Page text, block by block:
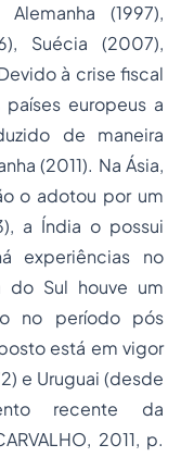
(1997),
Suécia (2007),
à crise fiscal
europeus a
de maneira
(2011). Na Ásia,
o adotou por um
a Índia o possui
experiências no
do Sul houve um
no período pós
está em vigor
e Uruguai (desde
recente da
2011, p.